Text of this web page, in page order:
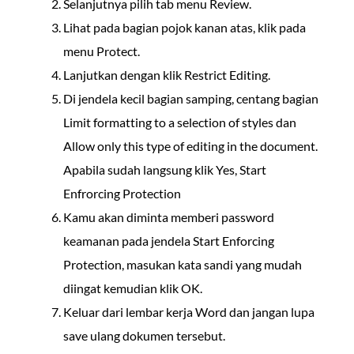
Selanjutnya pilih tab menu Review.
Lihat pada bagian pojok kanan atas, klik pada
menu Protect.
Lanjutkan dengan klik Restrict Editing.
Di jendela kecil bagian samping, centang bagian
Limit formatting to a selection of styles dan
Allow only this type of editing in the document.
Apabila sudah langsung klik Yes, Start
Enfrorcing Protection
Kamu akan diminta memberi password
keamanan pada jendela Start Enforcing
Protection, masukan kata sandi yang mudah
diingat kemudian klik OK.
Keluar dari lembar kerja Word dan jangan lupa
save ulang dokumen tersebut.